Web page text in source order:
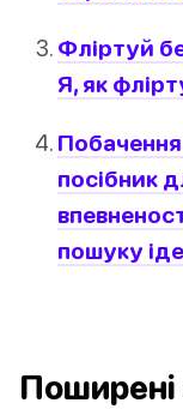
Фліртуй
Я, як
Побачення
посібник
пошуку
Поширені